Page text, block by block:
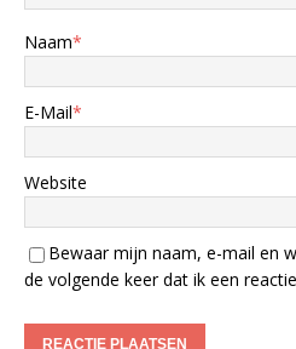
Naam*
E-Mail*
Website
Bewaar mijn naam, e-mail en
de volgende keer dat ik een